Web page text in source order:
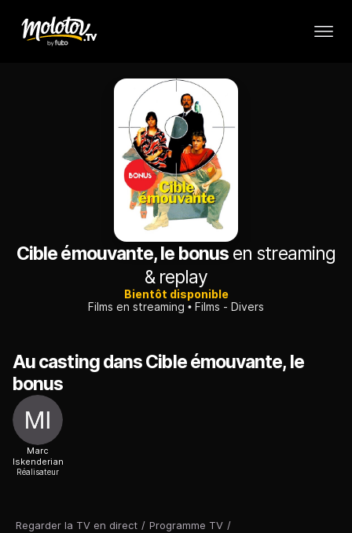
Regarder la TV en direct / Programme TV /
Cible émouvante, le bonusen streaming
& replay
Bientôt disponible
Films en streaming
Films - Divers
Au casting dans Cible émouvante, le
bonus
Marc
Iskenderian
Réalisateur